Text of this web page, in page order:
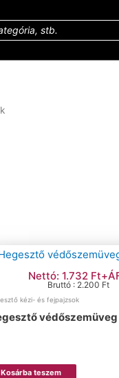
Nettó: 1.732
Bruttó : 2.200 Ft
kézi- és fejpajzsok
Kosárba teszem